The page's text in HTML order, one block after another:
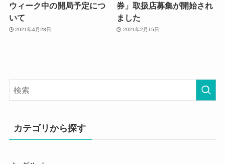
ウィーク中の開局予定につ
いて
2021年4月28日
券」取扱店募集が開始され
ました
2021年2月15日
カテゴリから探す